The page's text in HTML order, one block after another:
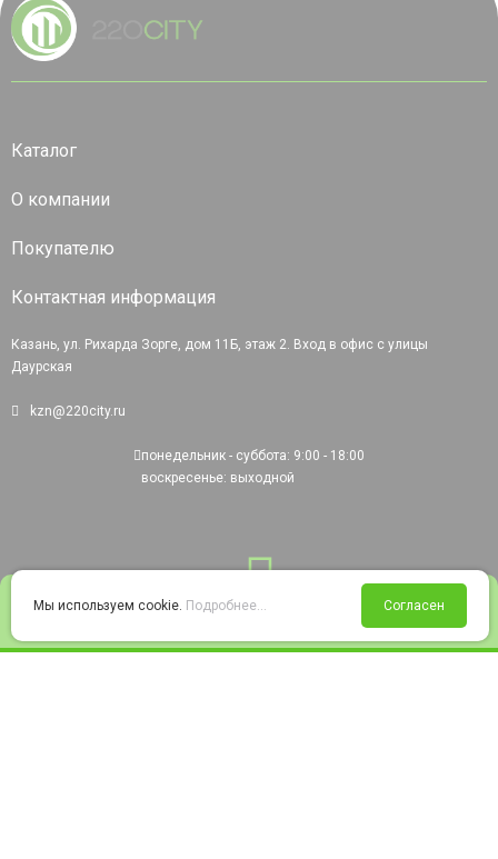
Войти Избранное Корзина
Каталог
О компании
Покупателю
Контактная информация
Казань, ул. Рихарда Зорге, дом 11Б, этаж 2. Вход в офис с улицы
Даурская
kzn@220city.ru
понедельник - суббота: 9:00 - 18:00
воскресенье: выходной
Мы используем cookie. Подробнее... Согласен